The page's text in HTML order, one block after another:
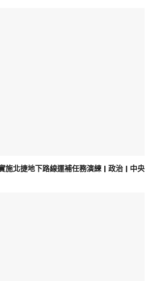
北捷地下路線運補任務演練 | 政治 | 中央